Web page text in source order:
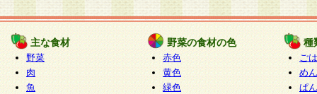
主な食材
野菜
肉
魚
野菜の食材の色
赤色
黄色
緑色
種
ご
めん
ぱん